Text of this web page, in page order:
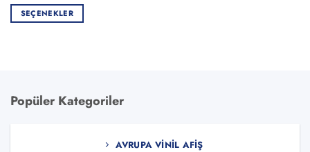
SEÇENEKLER
var.
Popüler Kategoriler
AVRUPA VINIL AFIŞ